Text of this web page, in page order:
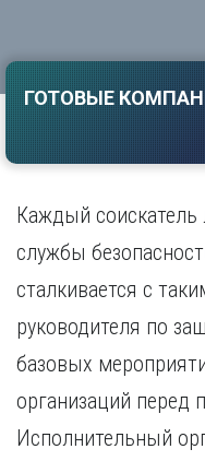
Е
И
Ижевск
Иркутск
К
Калининград
Калуга
Кемерово
Краснодар
ГОТОВЫЕ
Каждый соискатель
службы
сталкивается с
руководителя по
базовых
организаций перед
Исполнительный